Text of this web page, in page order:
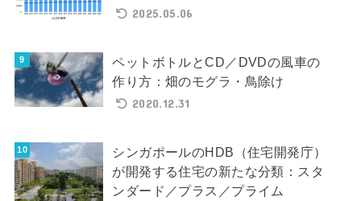
2025.05.06
ペットボトルとCD／DVDの風車の
作り方：畑のモグラ・鳥除け
2020.12.31
シンガポールのHDB（住宅開発庁）
が開発する住宅の新たな分類：スタ
ンダード／プラス／プライム